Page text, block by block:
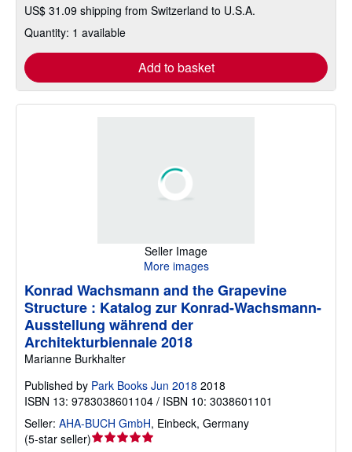
US$ 31.09 shipping from Switzerland to U.S.A.
Quantity: 1 available
Add to basket
Seller Image
More images
Konrad Wachsmann and the Grapevine
Structure : Katalog zur Konrad-Wachsmann-
Ausstellung während der
Architekturbiennale 2018
Marianne Burkhalter
Published by Park Books Jun 2018 2018
ISBN 13: 9783038601104 / ISBN 10: 3038601101
Seller: AHA-BUCH GmbH, Einbeck, Germany
(5-star seller)Seller